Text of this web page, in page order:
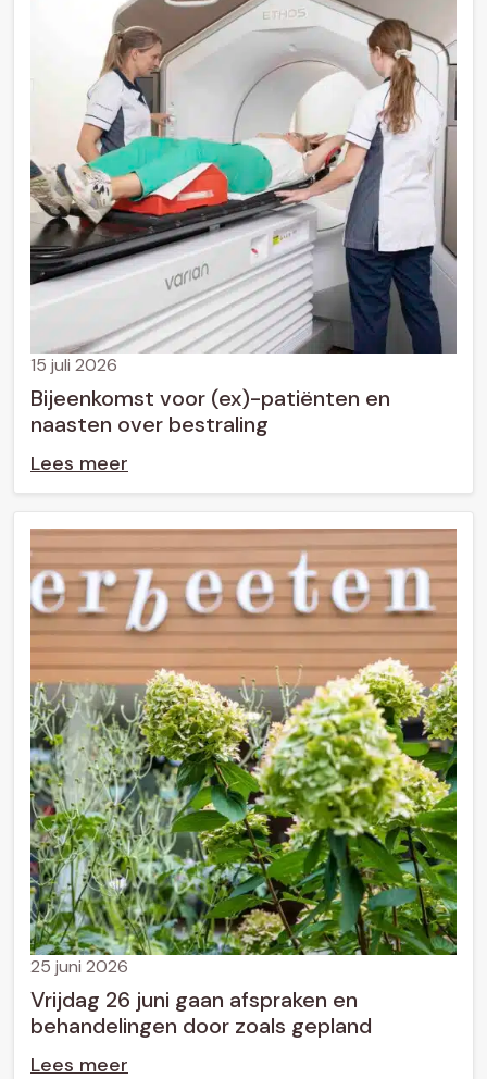
Bijeenkomst voor (ex)-patiënten en
naasten over bestraling
15 juli 2026
Lees meer
Vrijdag 26 juni gaan afspraken en
behandelingen door zoals gepland
25 juni 2026
Lees meer